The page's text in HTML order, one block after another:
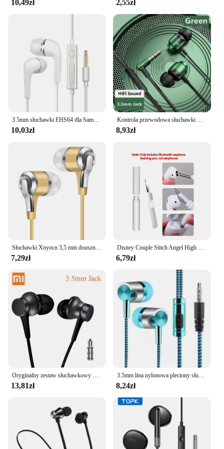
10,49zł 2,55zł
3.5mm słuchawki EHS64 dla Samsung Galaxy S10 S8 S9 Plus A12 A13 A14 A50 A51 A52 A31 A51 A52 Note 8 9 w słuchawkowy przewodowy zestaw słuchawkowy i mikrofon
10,03zł
Kontrola przewodowa słuchawki HiFi bas Stereo muzyka z redukcją szumów zestaw słuchawkowy z mikrofonem 3.5mm typu C sportowe słuchawki douszne dla telefonu, komputera
8,93zł
7,29zł 6,79zł
13,81zł 8,24zł